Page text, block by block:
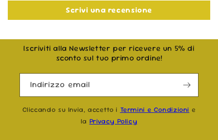
Scrivi una recensione
Iscriviti alla Newsletter per ricevere un 5% di
sconto sul tuo primo ordine!
Indirizzo email
Cliccando su Invia, accetto i Termini e Condizioni e
la Privacy Policy